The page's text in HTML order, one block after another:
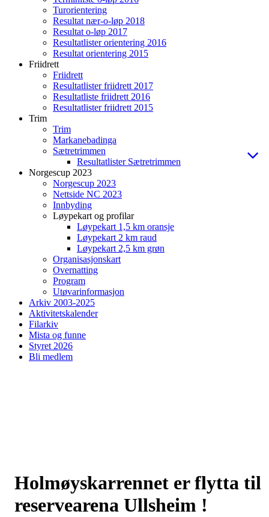
Turorientering
Resultat nær-o-løp 2018
Resultat o-løp 2017
Resultatlister orientering 2016
Resultat orientering 2015
Friidrett
Friidrett
Resultatlister friidrett 2017
Resultatliste friidrett 2016
Resultatlister friidrett 2015
Trim
Trim
Markanebadinga
Sætretrimmen
Resultatlister Sætretrimmen
Norgescup 2023
Norgescup 2023
Nettside NC 2023
Innbyding
Løypekart og profilar
Løypekart 1,5 km oransje
Løypekart 2 km raud
Løypekart 2,5 km grøn
Organisasjonskart
Overnatting
Program
Utøvarinformasjon
Arkiv 2003-2025
Aktivitetskalender
Filarkiv
Mista og funne
Styret 2026
Bli medlem
Holmøyskarrennet er flytta til
reservearena Ullsheim !